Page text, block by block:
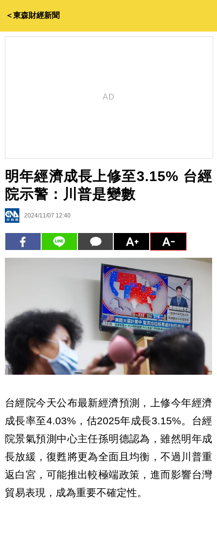
＜東森財經新聞
明年經濟成長上修至3.15% 台經
院示警：川普是變數
2024/11/07 12:40
台經院今天公布最新經濟預測，上修今年經濟
成長率至4.03%，估2025年成長3.15%。台經
院景氣預測中心主任孫明德認為，雖然明年成
長放緩，復甦將更為全面且均衡，不過川普重
返白宮，可能推出較極端政策，進而影響台灣
貿易表現，成為重要不確定性。